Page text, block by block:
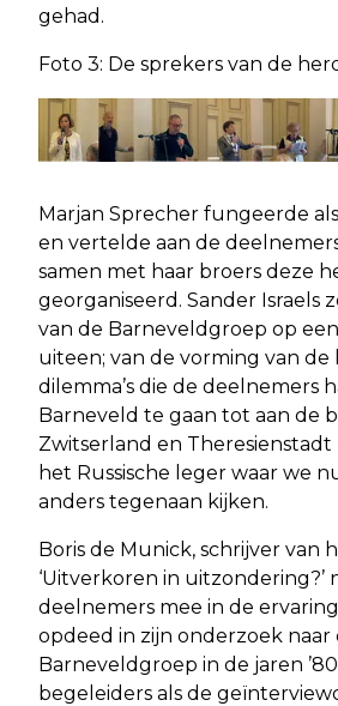
gehad.
Foto 3: De sprekers van de
Marjan Sprecher fungeerde
en vertelde aan de
samen met haar broers deze
georganiseerd. Sander Israels
van de Barneveldgroep op
uiteen; van de vorming van de
dilemma’s die de deelnemers
Barneveld te gaan tot aan de
Zwitserland en
het Russische leger waar we
anders tegenaan kijken.
Boris de Munick, schrijver van
‘Uitverkoren in uitzondering?’
deelnemers mee in de
opdeed in zijn onderzoek naar
Barneveldgroep in de jaren
begeleiders als de